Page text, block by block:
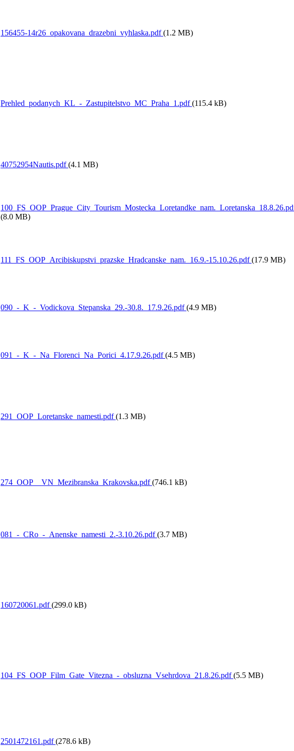
156455-14r26_opakovana_drazebni_vyhlaska.pdf(1.2 MB)
Prehled_podanych_KL_-_Zastupitelstvo_MC_Praha_1.pdf(115.4 kB)
40752954Nautis.pdf(4.1 MB)
(8.0 MB)
111_FS_OOP_Arcibiskupstvi_prazske_Hradcanske_nam._16.9.-15.10.26.pdf(17.9 MB)
090_-_K_-_Vodickova_Stepanska_29.-30.8._17.9.26.pdf(4.9 MB)
091_-_K_-_Na_Florenci_Na_Porici_4.17.9.26.pdf(4.5 MB)
291_OOP_Loretanske_namesti.pdf(1.3 MB)
274_OOP__VN_Mezibranska_Krakovska.pdf(746.1 kB)
081_-_CRo_-_Anenske_namesti_2.-3.10.26.pdf(3.7 MB)
160720061.pdf(299.0 kB)
104_FS_OOP_Film_Gate_Vitezna_-_obsluzna_Vsehrdova_21.8.26.pdf(5.5 MB)
2501472161.pdf(278.6 kB)